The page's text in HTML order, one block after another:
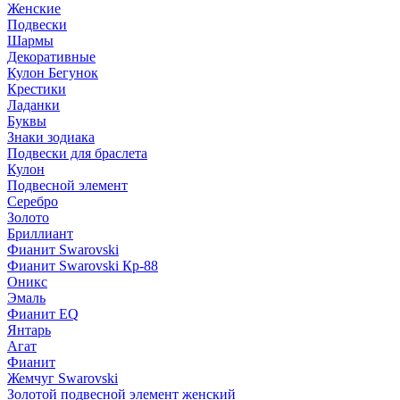
Женские
Подвески
Шармы
Декоративные
Кулон Бегунок
Крестики
Ладанки
Буквы
Знаки зодиака
Подвески для браслета
Кулон
Подвесной элемент
Серебро
Золото
Бриллиант
Фианит Swarovski
Фианит Swarovski Кр-88
Оникс
Эмаль
Фианит EQ
Янтарь
Агат
Фианит
Жемчуг Swarovski
Золотой подвесной элемент женcкий